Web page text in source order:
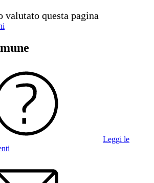
valutato questa pagina
Leggi le